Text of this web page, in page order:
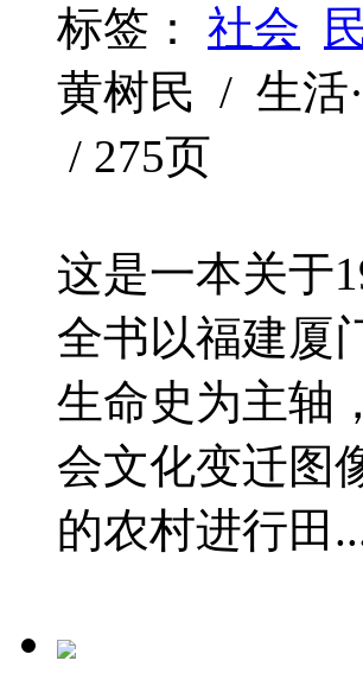
标签： 社会
黄树民 / 生活
/ 275页
这是一本关于
全书以福建厦
生命史为主轴
会文化变迁图
的农村进行田